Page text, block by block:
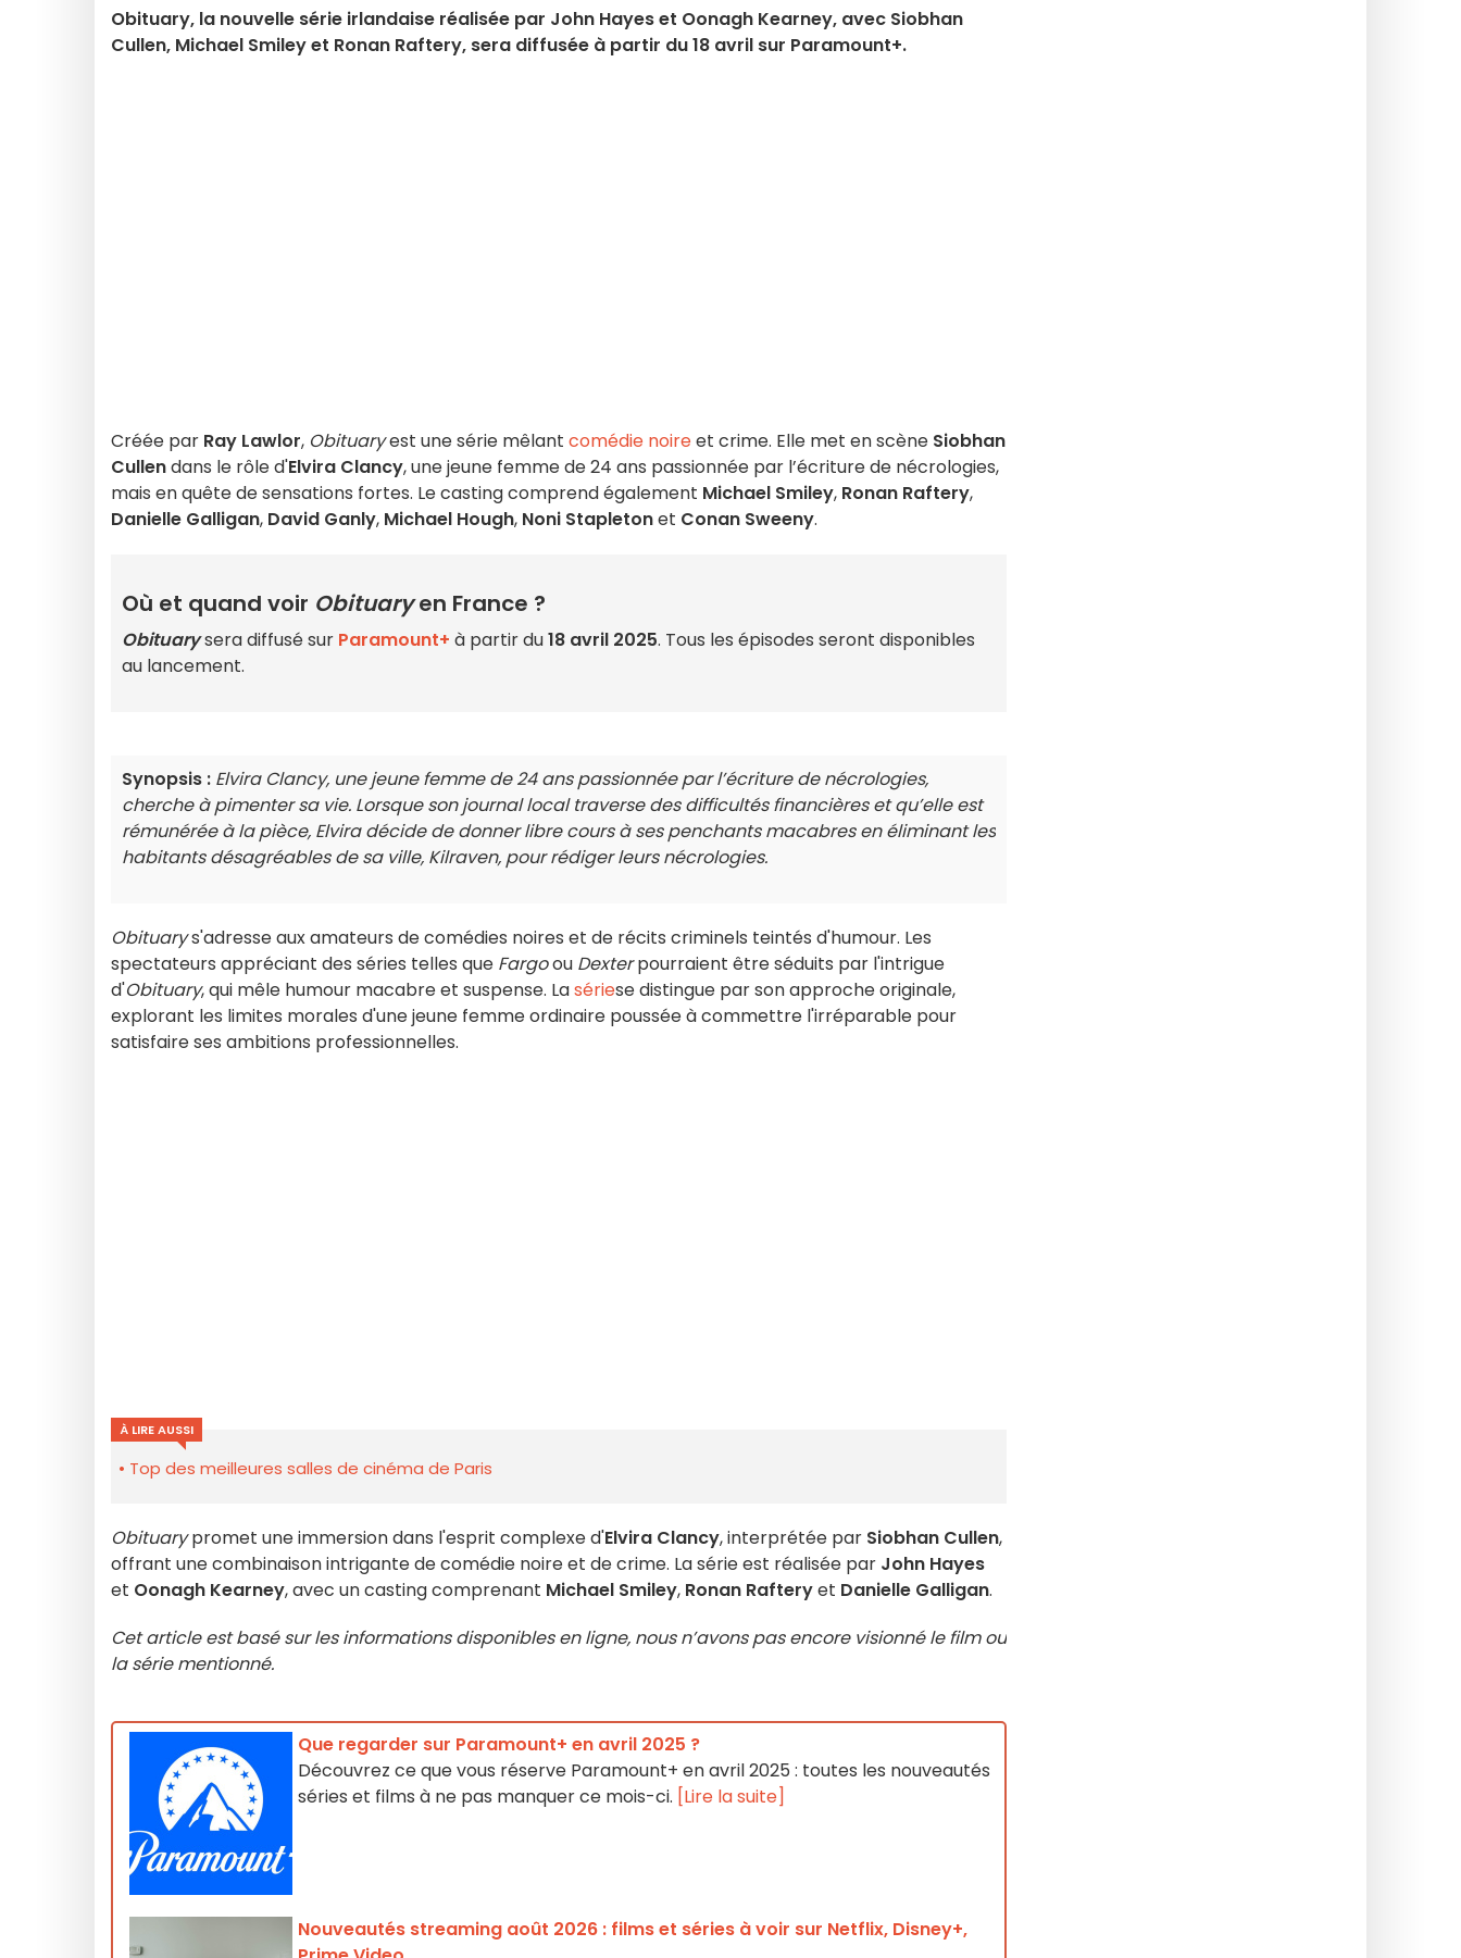
Obituary, la nouvelle série irlandaise réalisée par John Hayes et Oonagh Kearney, avec Siobhan
Cullen, Michael Smiley et Ronan Raftery, sera diffusée à partir du 18 avril sur Paramount+.​
Créée par Ray Lawlor, Obituaryest une série mêlant comédie noireet crime. Elle met en scène Siobhan
Cullendans le rôle d'Elvira Clancy, une jeune femme de 24 ans passionnée par l’écriture de nécrologies,
mais en quête de sensations fortes. Le casting comprend également Michael Smiley, Ronan Raftery,
Danielle Galligan, David Ganly, Michael Hough, Noni Stapletonet Conan Sweeny.
Où et quand voir Obituaryen France ?
Obituarysera diffusé sur Paramount+ à partir du18 avril 2025. Tous les épisodes seront disponibles
au lancement.
Synopsis : Elvira Clancy, une jeune femme de 24 ans passionnée par l’écriture de nécrologies,
cherche à pimenter sa vie. Lorsque son journal local traverse des difficultés financières et qu’elle est
rémunérée à la pièce, Elvira décide de donner libre cours à ses penchants macabres en éliminant les
habitants désagréables de sa ville, Kilraven, pour rédiger leurs nécrologies.
Obituarys'adresse aux amateurs de comédies noires et de récits criminels teintés d'humour. Les
spectateurs appréciant des séries telles que Fargoou Dexterpourraient être séduits par l'intrigue
d'Obituary, qui mêle humour macabre et suspense. Lasériese distingue par son approche originale,
explorant les limites morales d'une jeune femme ordinaire poussée à commettre l'irréparable pour
satisfaire ses ambitions professionnelles.
À LIRE AUSSI
Top des meilleures salles de cinéma de Paris
Obituarypromet une immersion dans l'esprit complexe d'Elvira Clancy, interprétée par Siobhan Cullen,
offrant une combinaison intrigante de comédie noire et de crime. La série est réalisée par John Hayes
et Oonagh Kearney, avec un casting comprenant Michael Smiley, Ronan Rafteryet Danielle Galligan.
Cet article est basé sur les informations disponibles en ligne, nous n’avons pas encore visionné le film ou
la série mentionné.
Que regarder sur Paramount+ en avril 2025 ?
Découvrez ce que vous réserve Paramount+ en avril 2025 : toutes les nouveautés
séries et films à ne pas manquer ce mois-ci. [Lire la suite]
Nouveautés streaming août 2026 : films et séries à voir sur Netflix, Disney+,